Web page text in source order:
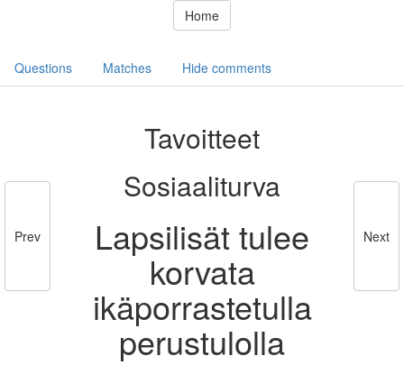
Home
Questions Matches Hide comments
Prev
Tavoitteet
Sosiaaliturva
Lapsilisät tulee
korvata
ikäporrastetulla
perustulolla
Next